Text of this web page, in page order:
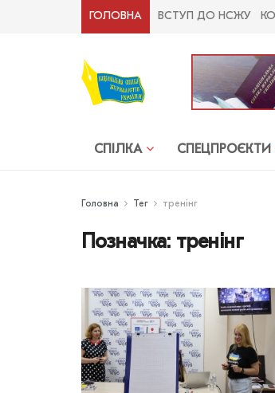
ГОЛОВНА ВСТУП ДО НСЖУ
СПІЛКА СПЕЦПРОЄКТИ
Головна Тег тренінг
Позначка: тренінг